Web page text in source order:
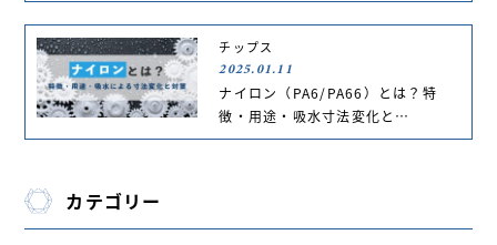
チップス
2025.01.11
ナイロン（PA6/PA66）とは？特
徴・用途・吸水寸法変化と…
カテゴリー